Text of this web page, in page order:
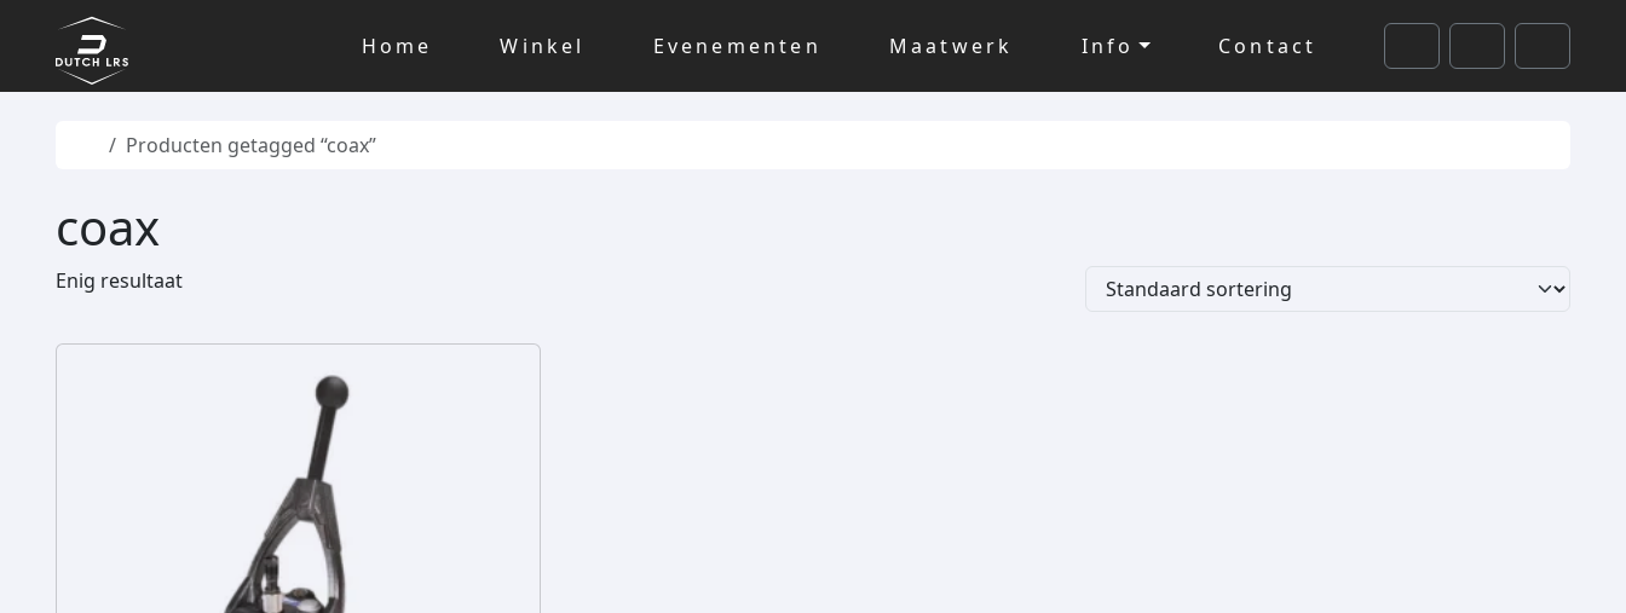
Skip to content
Skip to footer
Home
Winkel Evenementen Maatwerk Info
Contact
SearchAccountCart
Home
Producten getagged “coax”
coax
Enig resultaat